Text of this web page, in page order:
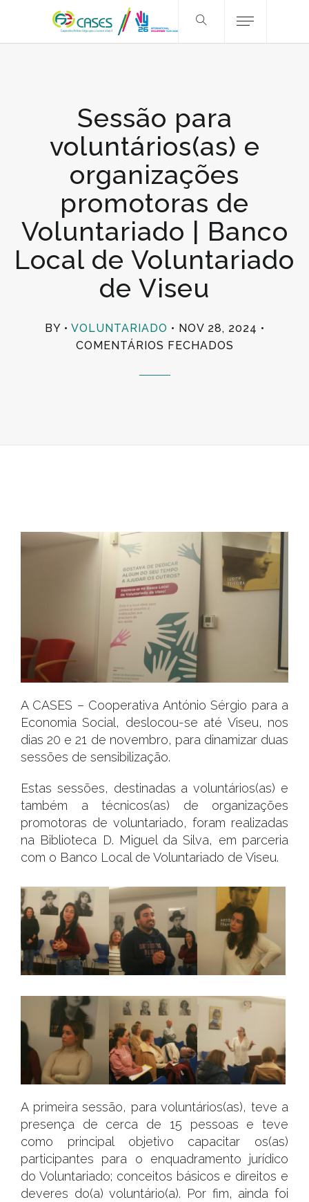
Sessão para
voluntários(as) e
organizações
promotoras de
Voluntariado | Banco
Local de Voluntariado
de Viseu
BY VOLUNTARIADO
NOV 28, 2024
COMENTÁRIOS FECHADOS
LOCAL
DE
DE
A CASES – Cooperativa António Sérgio para a
Economia Social, deslocou-se até Viseu, nos
dias 20 e 21 de novembro, para dinamizar duas
sessões de sensibilização.
Estas sessões, destinadas a voluntários(as) e
também a técnicos(as) de organizações
promotoras de voluntariado, foram realizadas
na Biblioteca D. Miguel da Silva, em parceria
com o Banco Local de Voluntariado de Viseu.
A primeira sessão, para voluntários(as), teve a
presença de cerca de 15 pessoas e teve
como principal objetivo capacitar os(as)
participantes para o enquadramento jurídico
do Voluntariado; conceitos básicos e direitos e
deveres do(a) voluntário(a). Por fim, ainda foi